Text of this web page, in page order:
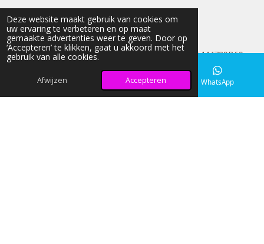
Deze website maakt gebruik van cookies om
uw ervaring te verbeteren en op maat
gemaakte advertenties weer te geven. Door op
‘Accepteren’ te klikken, gaat u akkoord met het
gebruik van alle cookies.
Afwijzen Accepteren
Contact
FAQ
© 2026 light-nd-glow KVK: 42033026 BTW:NL005444729B69
Alle prijzen op onze website zijn Inclusief BTW
E-mailadres Instagram WhatsApp